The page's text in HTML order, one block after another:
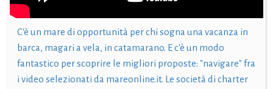
C'è un mare di opportunità per chi sogna una vacanza in
barca, magari a vela, in catamarano. E c'è un modo
fantastico per scoprire le migliori proposte: "navigare" fra
i video selezionati da mareonline.it. Le società di charter